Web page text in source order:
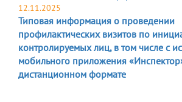
12.11.2025
Типовая информация о проведении
профилактических визитов по
контролируемых лиц, в том числе с
мобильного приложения
дистанционном формате